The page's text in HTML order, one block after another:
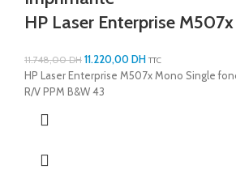
HP Laser Enterprise
11.748,00DH 11.220,00DH TTC
HP Laser Enterprise M507x Mono Single
R/V PPM B&W 43